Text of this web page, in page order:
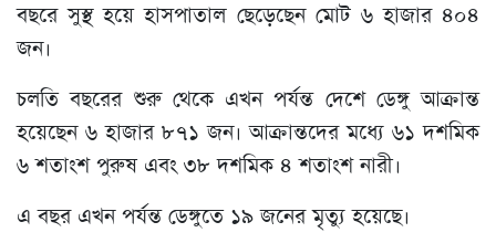
বছরে সুস্থ হয়ে হাসপাতাল ছেড়েছেন মোট ৬ হাজার ৪০৪
জন।
চলতি বছরের শুরু থেকে এখন পর্যন্ত দেশে ডেঙ্গু আক্রান্ত
হয়েছেন ৬ হাজার ৮৭১ জন। আক্রান্তদের মধ্যে ৬১ দশমিক
৬ শতাংশ পুরুষ এবং ৩৮ দশমিক ৪ শতাংশ নারী।
এ বছর এখন পর্যন্ত ডেঙ্গুতে ১৯ জনের মৃত্যু হয়েছে।